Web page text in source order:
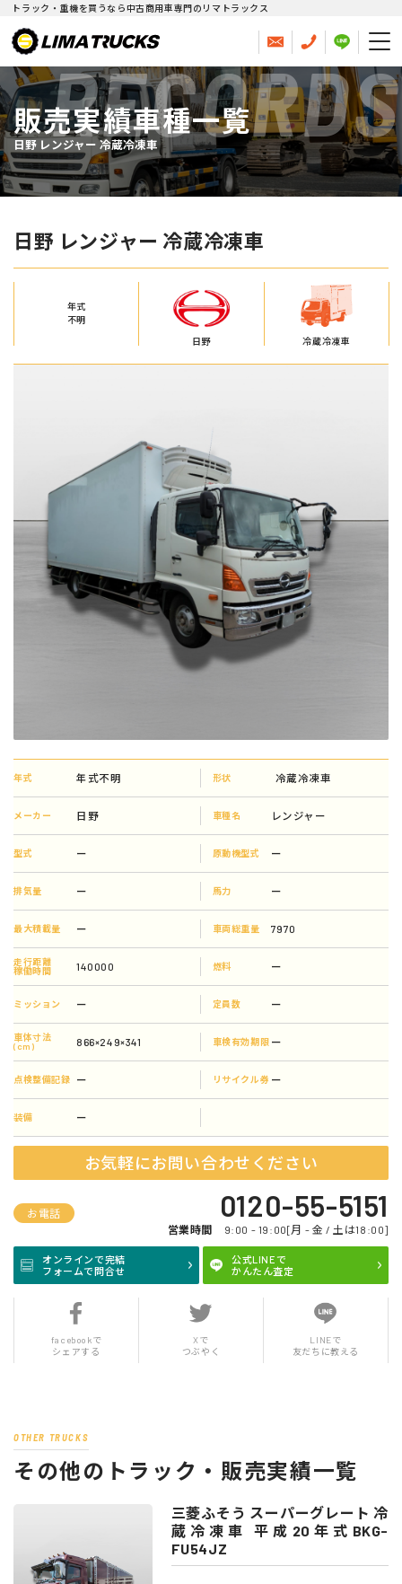
トラック・重機を買うなら中古商用車専門のリマトラックス
販売実績車種一覧
日野 レンジャー 冷蔵冷凍車
RECORDS
日野 レンジャー 冷蔵冷凍車
年式
不明
日野
冷蔵冷凍車
年式 年式不明 形状 冷蔵冷凍車
メーカー 日野 車種名 レンジャー
型式 ー 原動機型式 ー
排気量 ー 馬力 ー
最大積載量 ー 車両総重量 7970
走行距離
稼働時間
140000 燃料 ー
ミッション ー 定員数 ー
車体寸法
(cm)
866×249×341 車検有効期限 ー
点検整備記録 ー リサイクル券 ー
装備 ー
お気軽にお問い合わせください
お電話 0120-55-5151
営業時間 9:00 - 19:00[月 - 金 / 土は18:00]
オンラインで完結
フォームで問合せ
公式LINEで
かんたん査定
facebookで
シェアする
Xで
つぶやく
LINEで
友だちに教える
OTHER TRUCKS
その他のトラック・販売実績一覧
三菱ふそう スーパーグレート 冷
蔵冷凍車 平成20年式BKG-
FU54JZ